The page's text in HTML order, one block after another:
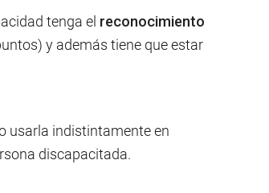
tenga el reconocimiento
y además tiene que estar
usarla indistintamente en
discapacitada.